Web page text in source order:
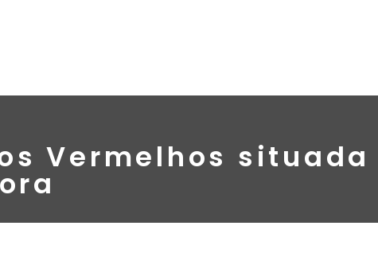
Vermelhos situada